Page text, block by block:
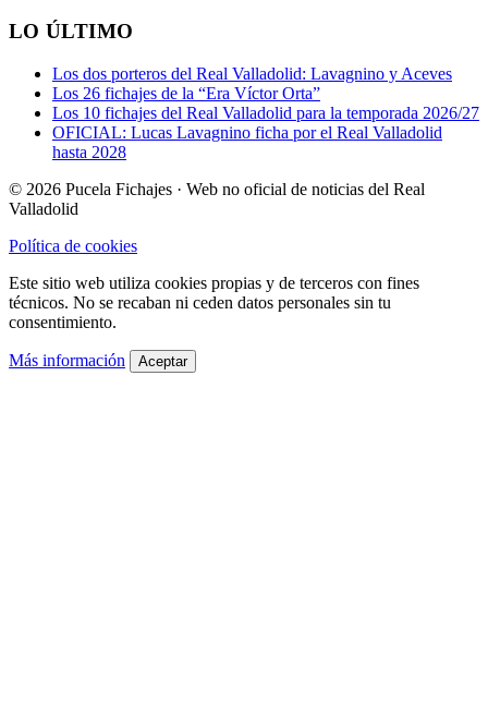
LO ÚLTIMO
Los dos porteros del Real Valladolid: Lavagnino y Aceves
Los 26 fichajes de la “Era Víctor Orta”
Los 10 fichajes del Real Valladolid para la temporada 2026/27
OFICIAL: Lucas Lavagnino ficha por el Real Valladolid
hasta 2028
© 2026 Pucela Fichajes · Web no oficial de noticias del Real
Valladolid
Política de cookies
Este sitio web utiliza cookies propias y de terceros con fines
técnicos. No se recaban ni ceden datos personales sin tu
consentimiento.
Más información Aceptar